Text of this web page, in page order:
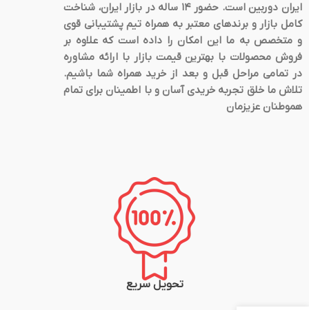
ایران دوربین است. حضور 14 ساله در بازار ایران، شناخت
کامل بازار و برندهای معتبر به همراه تیم پشتیبانی قوی
و متخصص به ما این امکان را داده است که علاوه بر
فروش محصولات با بهترین قیمت بازار با ارائه مشاوره
در تمامی مراحل قبل و بعد از خرید همراه شما باشیم.
تلاش ما خلق تجربه خریدی آسان و با اطمینان برای تمام
هموطنان عزیزمان
تحویل سریع